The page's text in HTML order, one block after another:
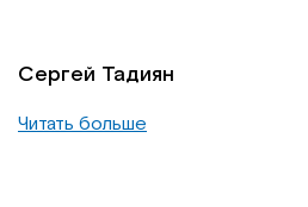
Сергей Тадиян
Читать больше